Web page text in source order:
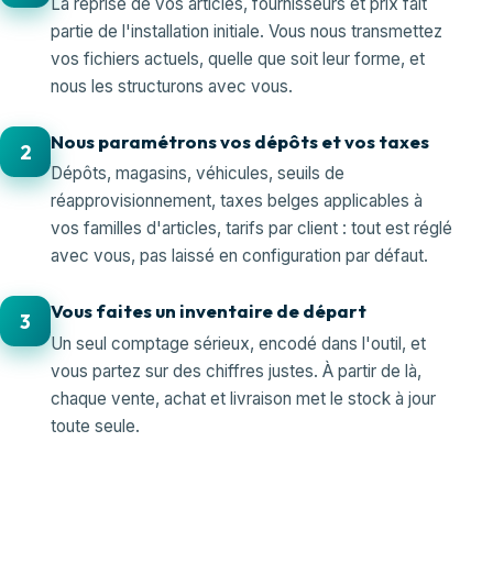
partie de l'installation initiale. Vous nous transmettez
vos fichiers actuels, quelle que soit leur forme, et
nous les structurons avec vous.
2 Nous paramétrons vos dépôts et vos taxes
Dépôts, magasins, véhicules, seuils de
réapprovisionnement, taxes belges applicables à
vos familles d'articles, tarifs par client : tout est réglé
avec vous, pas laissé en configuration par défaut.
3 Vous faites un inventaire de départ
Un seul comptage sérieux, encodé dans l'outil, et
vous partez sur des chiffres justes. À partir de là,
chaque vente, achat et livraison met le stock à jour
toute seule.